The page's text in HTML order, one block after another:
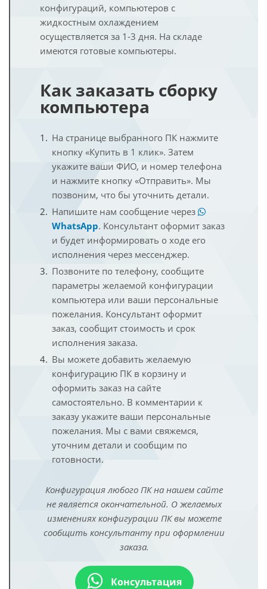
конфигураций, компьютеров с
жидкостным охлаждением
осуществляется за 1-3 дня. На складе
имеются готовые компьютеры.
Как заказать сборку
компьютера
На странице выбранного ПК нажмите
кнопку «Купить в 1 клик». Затем
укажите ваши ФИО, и номер телефона
и нажмите кнопку «Отправить». Мы
позвоним, что бы уточнить детали.
Напишите нам сообщение через
WhatsApp. Консультант оформит заказ
и будет информировать о ходе его
исполнения через мессенджер.
Позвоните по телефону, сообщите
параметры желаемой конфигурации
компьютера или ваши персональные
пожелания. Консультант оформит
заказ, сообщит стоимость и срок
исполнения заказа.
Вы можете добавить желаемую
конфигурацию ПК в корзину и
оформить заказ на сайте
самостоятельно. В комментарии к
заказу укажите ваши персональные
пожелания. Мы с вами свяжемся,
уточним детали и сообщим по
готовности.
Конфигурация любого ПК на нашем сайте
не является окончательной. О желаемых
изменениях конфигурации ПК вы можете
сообщить консультанту при оформлении
заказа.
Консультация